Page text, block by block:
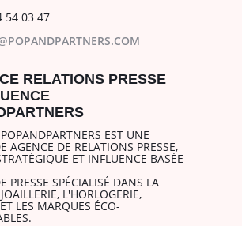
54 03 47
RELATIONS PRESSE
EST UNE
AGENCE DE RELATIONS PRESSE,
ET INFLUENCE BASÉE
PRESSE SPÉCIALISÉ DANS LA
L'HORLOGERIE,
LES MARQUES ÉCO-